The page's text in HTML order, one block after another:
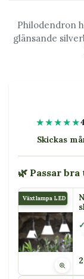
Philodendron
glänsande
★★★★★
Skickas
🌿 Passar
Växtlampa LED 15 W